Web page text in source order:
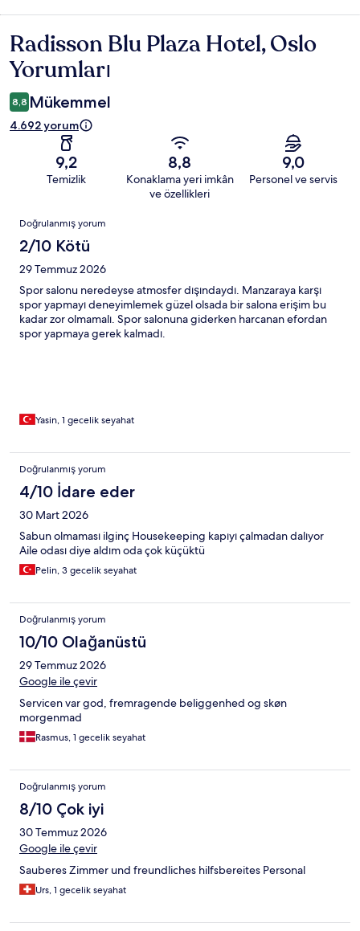
Yorumlar
Radisson Blu Plaza Hotel, Oslo
Yorumları
8,8 Mükemmel
4.692 yorum
9,2
Temizlik
8,8
Konaklama yeri imkân
ve özellikleri
9,0
Personel ve servis
Yorumlar
Doğrulanmış yorum
2/10 Kötü
29 Temmuz 2026
Spor salonu neredeyse atmosfer dışındaydı. Manzaraya karşı
spor yapmayı deneyimlemek güzel olsada bir salona erişim bu
kadar zor olmamalı. Spor salonuna giderken harcanan efordan
spor yapmaya gerek kalmadı.
Yasin, 1 gecelik seyahat
Doğrulanmış yorum
4/10 İdare eder
30 Mart 2026
Sabun olmaması ilginç Housekeeping kapıyı çalmadan dalıyor
Aile odası diye aldım oda çok küçüktü
Pelin, 3 gecelik seyahat
Doğrulanmış yorum
10/10 Olağanüstü
29 Temmuz 2026
Google ile çevir
Servicen var god, fremragende beliggenhed og skøn
morgenmad
Rasmus, 1 gecelik seyahat
Doğrulanmış yorum
8/10 Çok iyi
30 Temmuz 2026
Google ile çevir
Sauberes Zimmer und freundliches hilfsbereites Personal
Urs, 1 gecelik seyahat